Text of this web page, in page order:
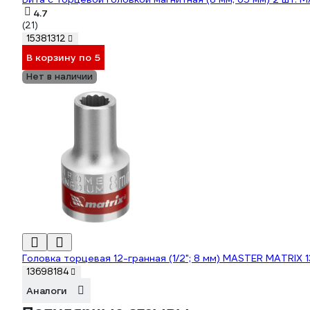
4.7
(21)
15381312
В корзину по 5
Нет в наличии
Головка торцевая 12-гранная (1/2"; 8 мм) MASTER MATRIX
13698184
Аналоги